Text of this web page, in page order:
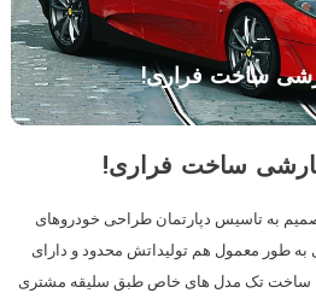
فراری تصمیم به تاسیس دپارتمان طراحی خودروهای
طور معمول هم تولیداتش محدود و دارای
ساخت تک مدل های خاص طبق سلیقه مشتری